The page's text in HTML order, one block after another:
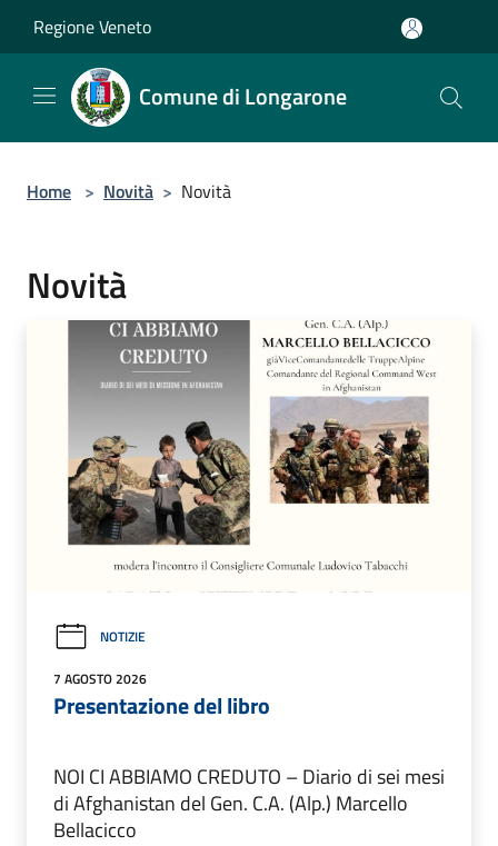
Regione Veneto
Comune di Longarone
Home > Novità > Novità
Novità
NOTIZIE
7 AGOSTO 2026
Presentazione del libro
NOI CI ABBIAMO CREDUTO – Diario di sei mesi
di Afghanistan del Gen. C.A. (Alp.) Marcello
Bellacicco